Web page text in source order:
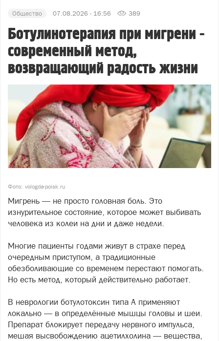
Общество 07.08.2026 - 16:56 389
Ботулинотерапия при мигрени -
современный метод,
возвращающий радость жизни
Фото: vologda-poisk.ru
Мигрень — не просто головная боль. Это
изнурительное состояние, которое может выбивать
человека из колеи на дни и даже недели.
Многие пациенты годами живут в страхе перед
очередным приступом, а традиционные
обезболивающие со временем перестают помогать.
Но есть метод, который действительно работает.
В неврологии ботулотоксин типа А применяют
локально — в определённые мышцы головы и шеи.
Препарат блокирует передачу нервного импульса,
мешая высвобождению ацетилхолина — вещества,